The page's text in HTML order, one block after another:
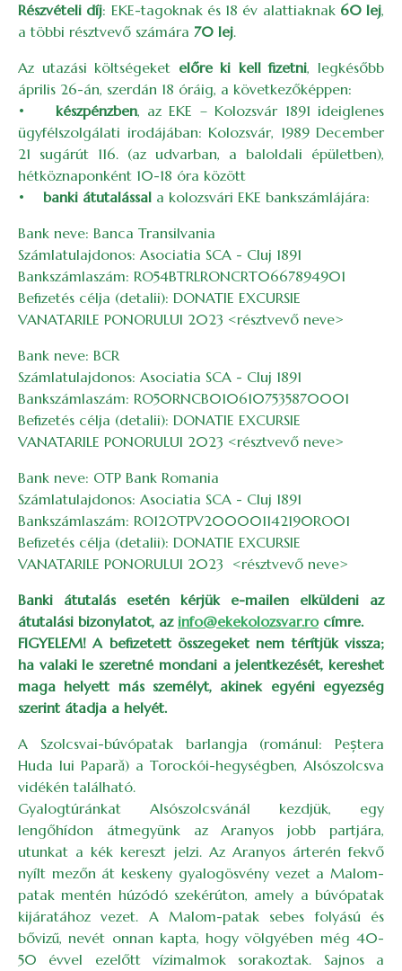
Részvételi díj: EKE-tagoknak és 18 év alattiaknak 60 lej,
a többi résztvevő számára 70 lej.
Az utazási költségeket előre ki kell fizetni, legkésőbb
április 26-án, szerdán 18 óráig, a következőképpen:
• készpénzben, az EKE – Kolozsvár 1891 ideiglenes
ügyfélszolgálati irodájában: Kolozsvár, 1989 December
21 sugárút 116. (az udvarban, a baloldali épületben),
hétköznaponként 10-18 óra között
• banki átutalással a kolozsvári EKE bankszámlájára:
Bank neve: Banca Transilvania
Számlatulajdonos: Asociatia SCA - Cluj 1891
Bankszámlaszám: RO54BTRLRONCRT0667894901
Befizetés célja (detalii): DONATIE EXCURSIE
VANATARILE PONORULUI 2023 <résztvevő neve>
Bank neve: BCR
Számlatulajdonos: Asociatia SCA - Cluj 1891
Bankszámlaszám: RO50RNCB0106107535870001
Befizetés célja (detalii): DONATIE EXCURSIE
VANATARILE PONORULUI 2023 <résztvevő neve>
Bank neve: OTP Bank Romania
Számlatulajdonos: Asociatia SCA - Cluj 1891
Bankszámlaszám: RO12OTPV200001142190RO01
Befizetés célja (detalii): DONATIE EXCURSIE
VANATARILE PONORULUI 2023 <résztvevő neve>
Banki átutalás esetén kérjük e-mailen elküldeni az
átutalási bizonylatot, az info@ekekolozsvar.rocímre.
FIGYELEM! A befizetett összegeket nem térítjük vissza;
ha valaki le szeretné mondani a jelentkezését, kereshet
maga helyett más személyt, akinek egyéni egyezség
szerint átadja a helyét.
A Szolcsvai-búvópatak barlangja (románul: Peștera
Huda lui Papară) a Torockói-hegységben, Alsószolcsva
vidékén található.
Gyalogtúránkat Alsószolcsvánál kezdjük, egy
lengőhídon átmegyünk az Aranyos jobb partjára,
utunkat a kék kereszt jelzi. Az Aranyos árterén fekvő
nyílt mezőn át keskeny gyalogösvény vezet a Malom-
patak mentén húzódó szekérúton, amely a búvópatak
kijáratához vezet. A Malom-patak sebes folyású és
bővizű, nevét onnan kapta, hogy völgyében még 40-
50 évvel ezelőtt vízimalmok sorakoztak. Sajnos a